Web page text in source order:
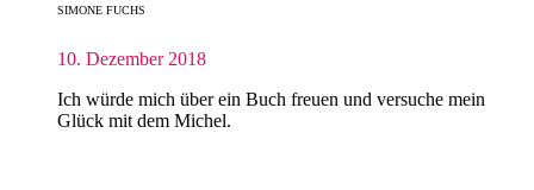
SIMONE FUCHS
10. Dezember 2018
Ich würde mich über ein Buch freuen und versuche mein
Glück mit dem Michel.